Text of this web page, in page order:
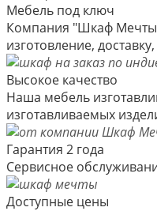
Мебель под ключ
Компания "Шкаф Мечты"
изготовление,
Высокое качество
Наша мебель
изготавливаемых
Гарантия 2 года
Сервисное
Доступные цены